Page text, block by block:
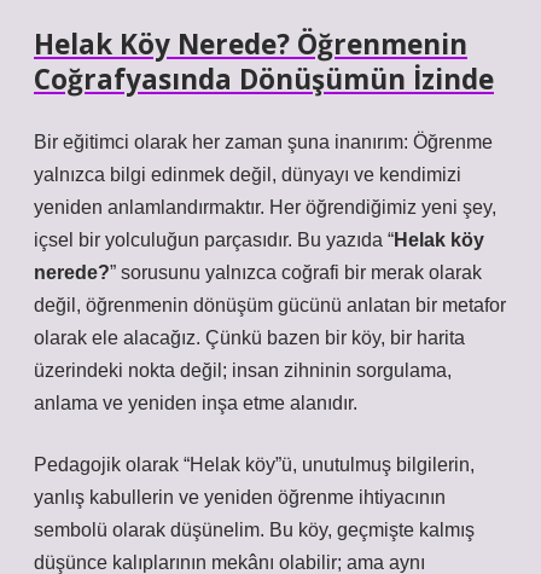
Helak Köy Nerede? Öğrenmenin
Coğrafyasında Dönüşümün İzinde
Bir eğitimci olarak her zaman şuna inanırım: Öğrenme
yalnızca bilgi edinmek değil, dünyayı ve kendimizi
yeniden anlamlandırmaktır. Her öğrendiğimiz yeni şey,
içsel bir yolculuğun parçasıdır. Bu yazıda “Helak köy
nerede?” sorusunu yalnızca coğrafi bir merak olarak
değil, öğrenmenin dönüşüm gücünü anlatan bir metafor
olarak ele alacağız. Çünkü bazen bir köy, bir harita
üzerindeki nokta değil; insan zihninin sorgulama,
anlama ve yeniden inşa etme alanıdır.
Pedagojik olarak “Helak köy”ü, unutulmuş bilgilerin,
yanlış kabullerin ve yeniden öğrenme ihtiyacının
sembolü olarak düşünelim. Bu köy, geçmişte kalmış
düşünce kalıplarının mekânı olabilir; ama aynı